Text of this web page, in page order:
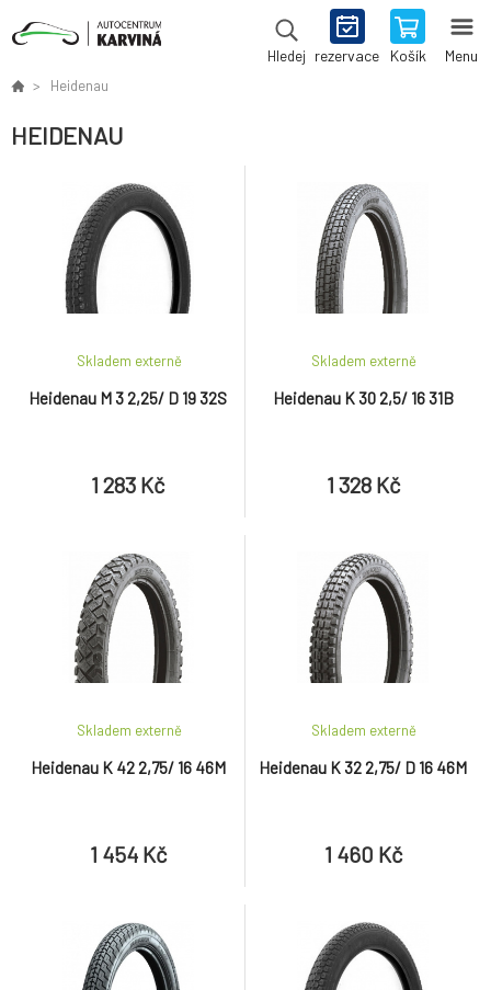
Hledej rezervace Košík Menu
Heidenau
HEIDENAU
Heidenau M 3 2,25/ D 19 32S
Skladem externě
1 283 Kč
Heidenau K 30 2,5/ 16 31B
Skladem externě
1 328 Kč
Heidenau K 42 2,75/ 16 46M
Skladem externě
1 454 Kč
Heidenau K 32 2,75/ D 16 46M
Skladem externě
1 460 Kč